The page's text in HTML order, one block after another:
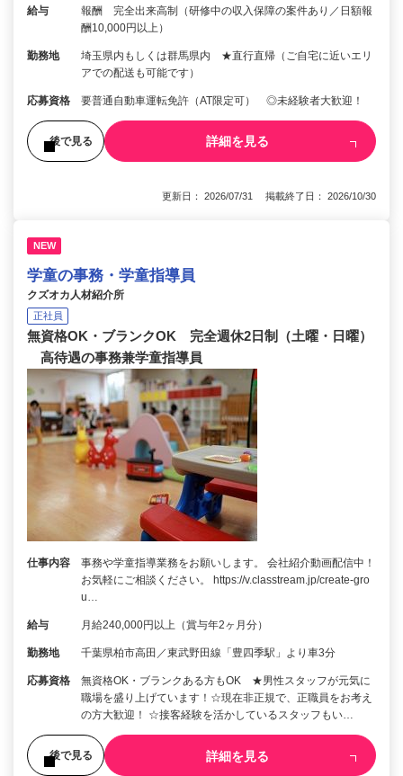
給与
報酬 完全出来高制（研修中の収入保障の案件あり／日額報
酬10,000円以上）
勤務地
埼玉県内もしくは群馬県内 ★直行直帰（ご自宅に近いエリ
アでの配送も可能です）
応募資格 要普通自動車運転免許（AT限定可） ◎未経験者大歓迎！
後で見る 詳細を見る
更新日： 2026/07/31 掲載終了日： 2026/10/30
NEW
学童の事務・学童指導員
クズオカ人材紹介所
正社員
無資格OK・ブランクOK 完全週休2日制（土曜・日曜）
高待遇の事務兼学童指導員
仕事内容
事務や学童指導業務をお願いします。 会社紹介動画配信中！
お気軽にご相談ください。 https://v.classtream.jp/create-gro
u…
給与 月給240,000円以上（賞与年2ヶ月分）
勤務地 千葉県柏市高田／東武野田線「豊四季駅」より車3分
応募資格
無資格OK・ブランクある方もOK ★男性スタッフが元気に
職場を盛り上げています！☆現在非正規で、正職員をお考え
の方大歓迎！ ☆接客経験を活かしているスタッフもい…
後で見る 詳細を見る